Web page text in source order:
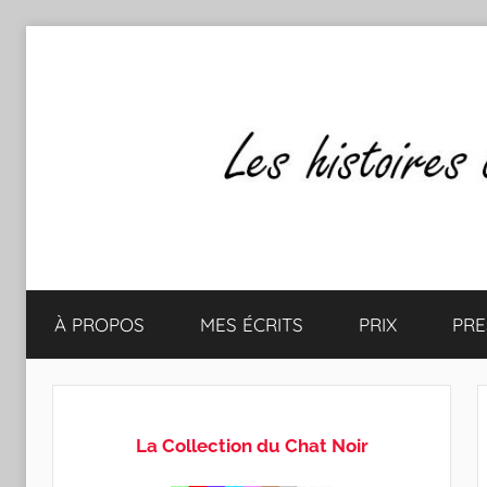
Les
histoires
CLAUDE
écrits
&
À PROPOS MES ÉCRITS PRIX
La Collection du Chat Noir